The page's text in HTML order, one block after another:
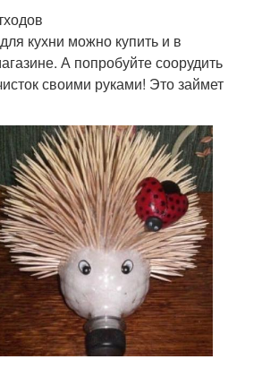
кухни можно купить и в
А попробуйте соорудить
своими руками! Это займет